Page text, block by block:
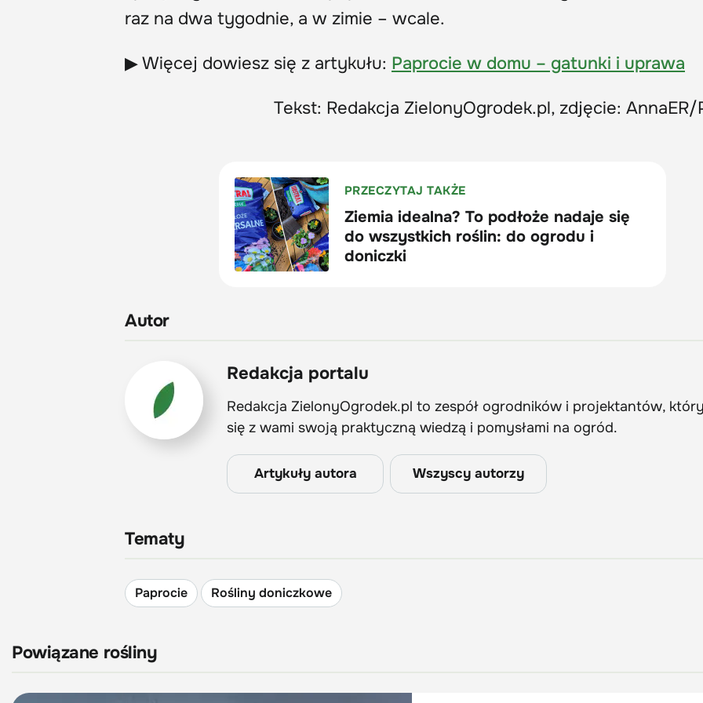
raz na dwa tygodnie, a w zimie – wcale.
▶ Więcej dowiesz się z artykułu: Paprocie w domu – gatunki i uprawa
Tekst: Redakcja ZielonyOgrodek.pl, zdjęcie: AnnaER/
Autor
Redakcja portalu
Redakcja ZielonyOgrodek.pl to zespół ogrodników i projektantów,
się z wami swoją praktyczną wiedzą i pomysłami na ogród.
Artykuły autora Wszyscy autorzy
Tematy
Paprocie Rośliny doniczkowe
Powiązane rośliny